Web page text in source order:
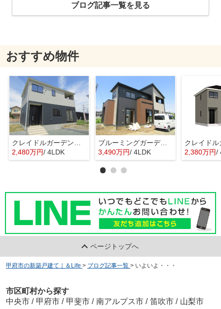
ブログ記事一覧を見る
おすすめ物件
クレイドルガーデン中央市西花輪第2 1号棟
2,480万円/ 4LDK
ブルーミングガーデン中央市西花輪 1号棟
3,490万円/ 4LDK 2,380万円/
ページトップへ
甲府市の新築戸建て｜＆Life > ブログ記事一覧 > いよいよ・・・
市区町村から探す
中央市 / 甲府市 / 甲斐市 / 南アルプス市 / 笛吹市 / 山梨市